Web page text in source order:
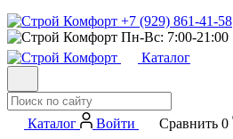
+7 (929) 861-41-58
Пн-Вс: 7:00-21:00
Каталог
Каталог Войти Сравнить 0